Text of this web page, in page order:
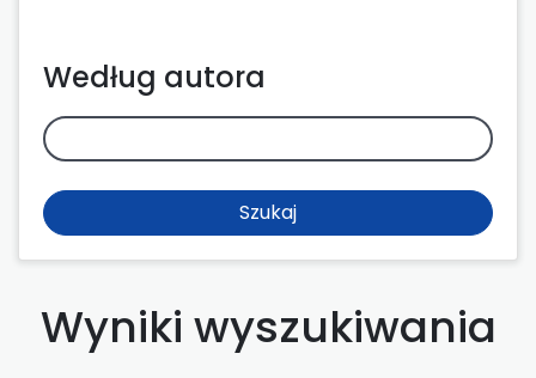
Według autora
Szukaj
Wyniki wyszukiwania